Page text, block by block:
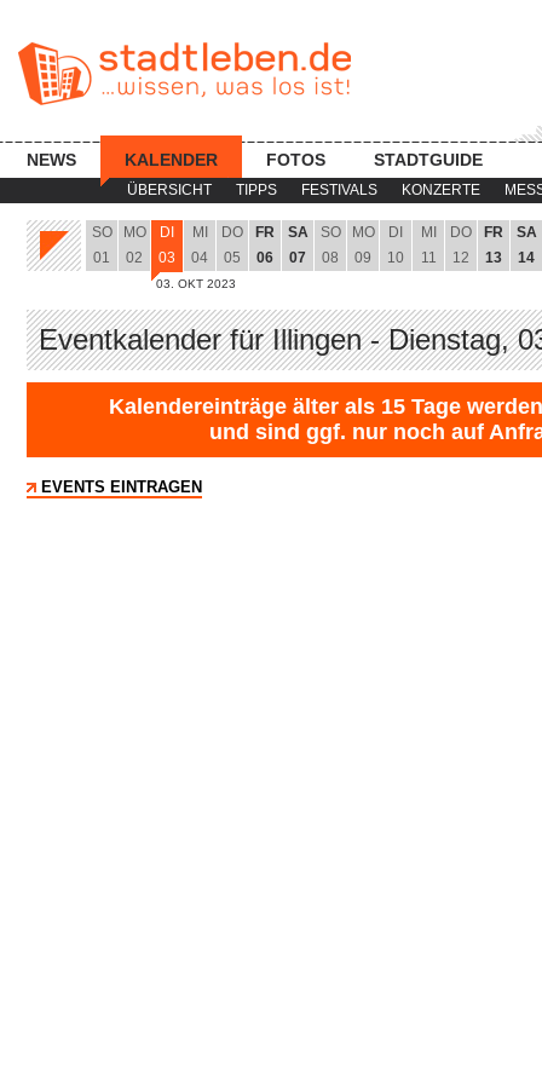
ÜBERSICHT TIPPS FESTIVALS KONZERTE
NEWS KALENDER FOTOS STADTGUIDE
SO
01
MO
02
DI
03
03. OKT 2023
MI
04
DO
05
FR
06
SA
07
SO
08
MO
09
DI
10
MI
11
DO
12
FR
13
SA
14
Eventkalender für Illingen - Dienstag,
Kalendereinträge älter als 15 Tage
und sind ggf. nur noch auf
EVENTS EINTRAGEN